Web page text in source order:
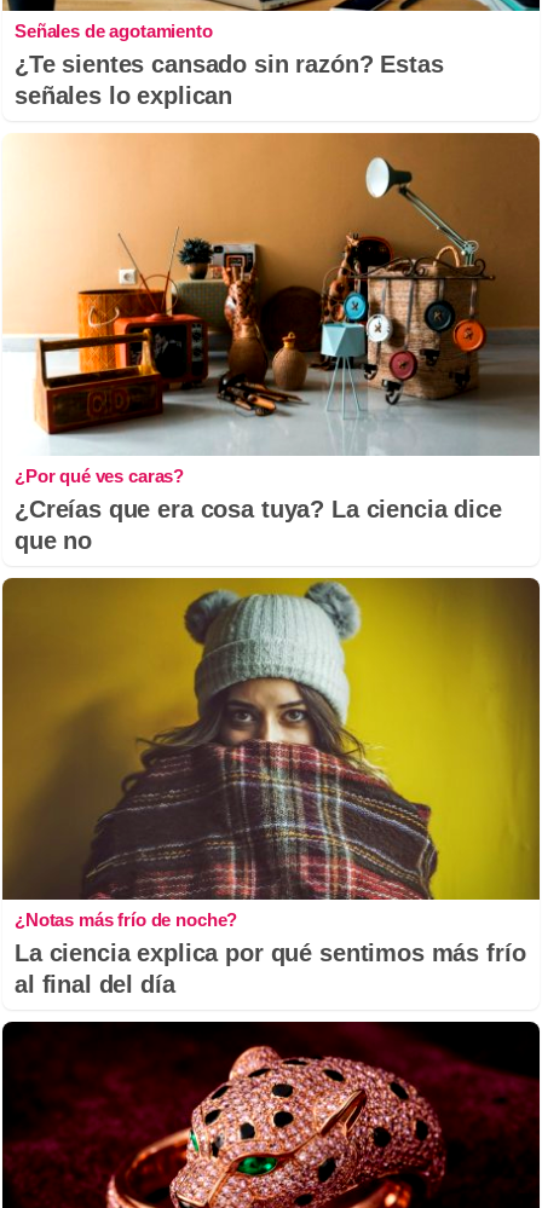
Señales de agotamiento
¿Te sientes cansado sin razón? Estas
señales lo explican
¿Por qué ves caras?
¿Creías que era cosa tuya? La ciencia dice
que no
¿Notas más frío de noche?
La ciencia explica por qué sentimos más frío
al final del día